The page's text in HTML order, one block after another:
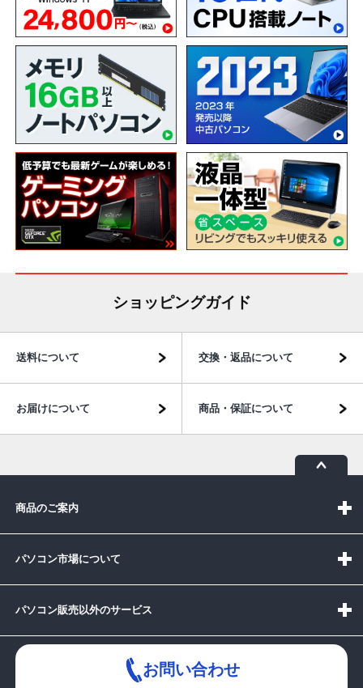
ショッピングガイド
送料について 交換・返品について
お届けについて 商品・保証について
商品のご案内
パソコン市場について
パソコン販売以外のサービス
お問い合わせ